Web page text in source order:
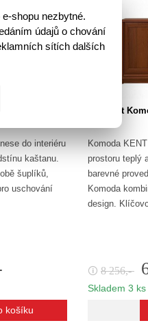
Kaštan
do interiéru
kaštanu.
šuplíků,
uschování
košíku
Kent
Komoda
prostoru teplý
barevné
Komoda
design.
🛈 8 256,-
Skladem 3 ks
shopu nezbytné.
údajů o chování
sítích dalších